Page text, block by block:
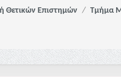
Θετικών Επιστημών
Τμήμα